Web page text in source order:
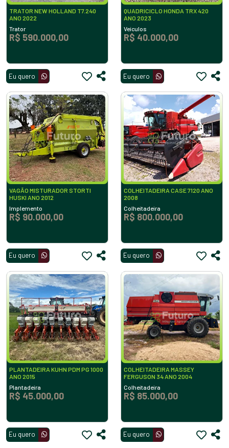
TRATOR NEW HOLLAND T7.240
ANO 2022
Trator
R$ 590.000,00
Eu quero
QUADRICICLO HONDA TRX 420
ANO 2023
Veículos
R$ 40.000,00
Eu quero
VAGÃO MISTURADOR STORTI
HUSKI ANO 2012
Implemento
R$ 90.000,00
Eu quero
COLHEITADEIRA CASE 7120 ANO
2008
Colheitadeira
R$ 800.000,00
Eu quero
PLANTADEIRA KUHN PDM PG 1000
ANO 2015
Plantadeira
R$ 45.000,00
Eu quero
COLHEITADEIRA MASSEY
FERGUSON 34 ANO 2004
Colheitadeira
R$ 85.000,00
Eu quero